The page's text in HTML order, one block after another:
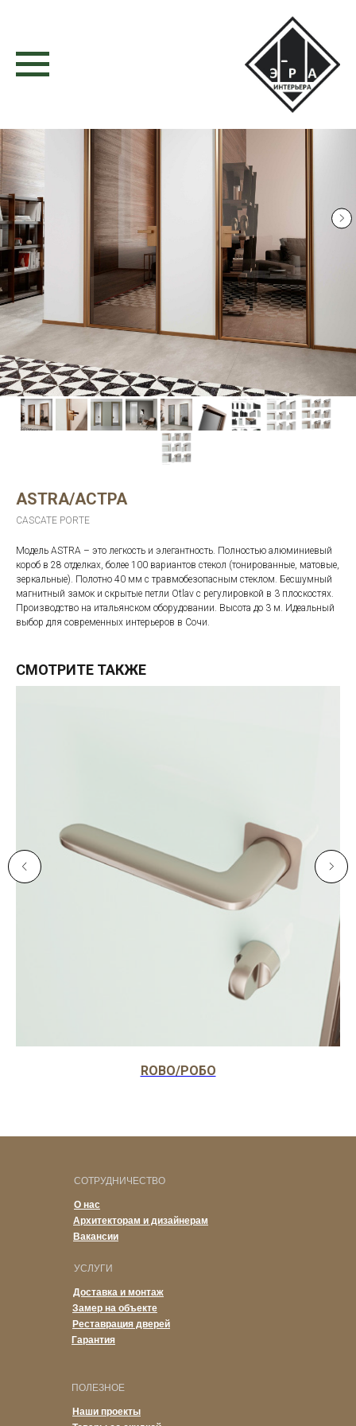
ASTRA/АСТРА
CASCATE PORTE
Модель ASTRA – это легкость и элегантность. Полностью алюминиевый
короб в 28 отделках, более 100 вариантов стекол (тонированные, матовые,
зеркальные). Полотно 40 мм с травмобезопасным стеклом. Бесшумный
магнитный замок и скрытые петли Otlav с регулировкой в 3 плоскостях.
Производство на итальянском оборудовании. Высота до 3 м. Идеальный
выбор для современных интерьеров в Сочи.
СМОТРИТЕ ТАКЖЕ
ROBO/РОБО
Гарантия
Реставрация дверей
Замер на объекте
Доставка и монтаж
УСЛУГИ
Вакансии
Архитекторам и дизайнерам
О нас
СОТРУДНИЧЕСТВО
Наши проекты
ПОЛЕЗНОЕ